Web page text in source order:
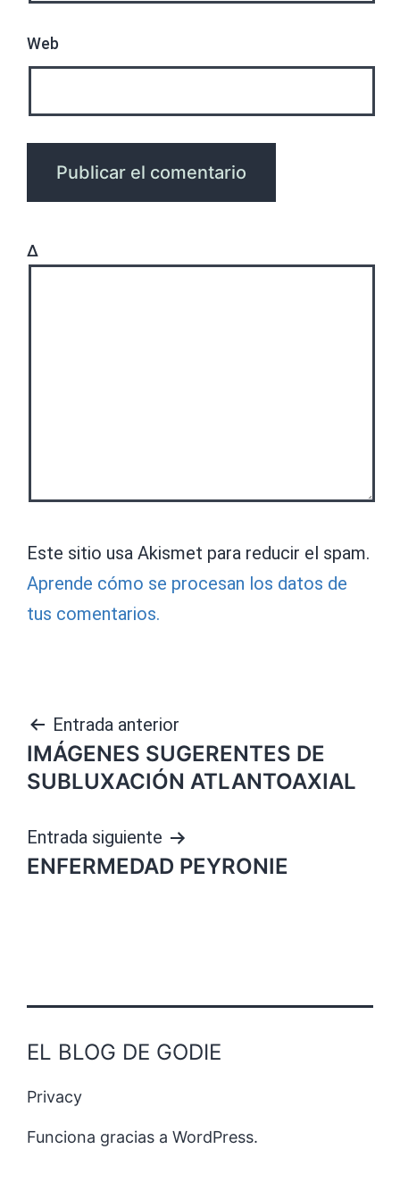
Web
Δ
Este sitio usa Akismet para reducir el spam.
Aprende cómo se procesan los datos de
tus comentarios.
Navegación
de
Entrada anterior
IMÁGENES SUGERENTES DE
SUBLUXACIÓN ATLANTOAXIAL
Entrada siguiente
ENFERMEDAD PEYRONIE
EL BLOG DE GODIE
Privacy
Funciona gracias a WordPress.